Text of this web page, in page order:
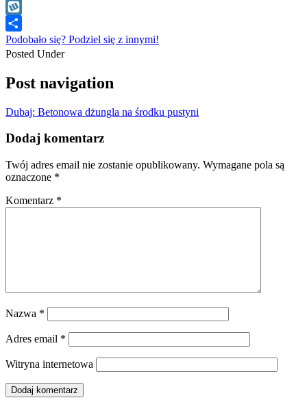
WhatsApp
Wykop
Podobało się? Podziel się z innymi!
Posted Under
Post navigation
Dubaj: Betonowa dżungla na środku pustyni
Dodaj komentarz
Twój adres email nie zostanie opublikowany. Wymagane pola są
oznaczone *
Komentarz *
Nazwa *
Adres email *
Witryna internetowa